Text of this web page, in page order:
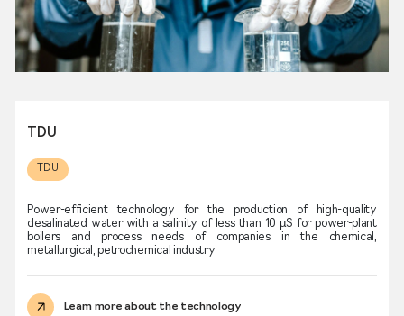
TDU
TDU
Power-efficient technology for the production of high-quality
desalinated water with a salinity of less than 10 µS for power-plant
boilers and process needs of companies in the chemical,
metallurgical, petrochemical industry
Learn more about the technology